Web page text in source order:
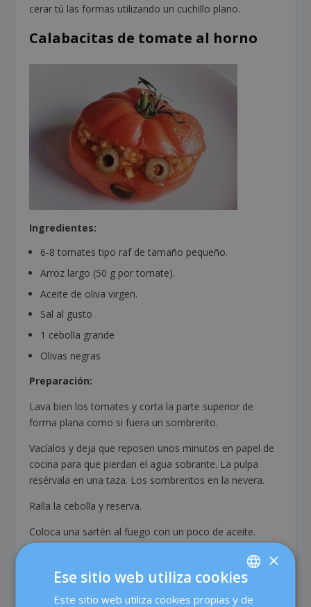
cerar tú las formas utilizando un cuchillo plano.
Calabacitas de tomate al horno
Ingredientes:
6-8 tomates tipo raf de tamaño pequeño.
Arroz largo (50 g por tomate).
Aceite de oliva virgen.
Sal al gusto
1 cebolla grande
Olivas negras
Preparación:
Lava bien los tomates y corta la parte superior de
forma plana como si fuera un sombrerito.
Vacíalos y deja que reposen unos minutos en papel de
cocina para que pierdan el agua sobrante. La pulpa
resérvala en una taza. Los sombreritos en la nevera.
Ralla la cebolla y reserva.
Coloca una sartén al fuego con un poco de aceite.
Cuando esté caliente vierte la cebolla y deja que se fría
a fuego suave. Cuando se haya dorado añade la pulpa
del tomate y deja que se cueza lentamente. En un cazo
calienta un poco de agua mineral o caldo de verduras .
SPANISH
×
Ese sitio web utiliza cookies
Este sitio web utiliza cookies propias y de